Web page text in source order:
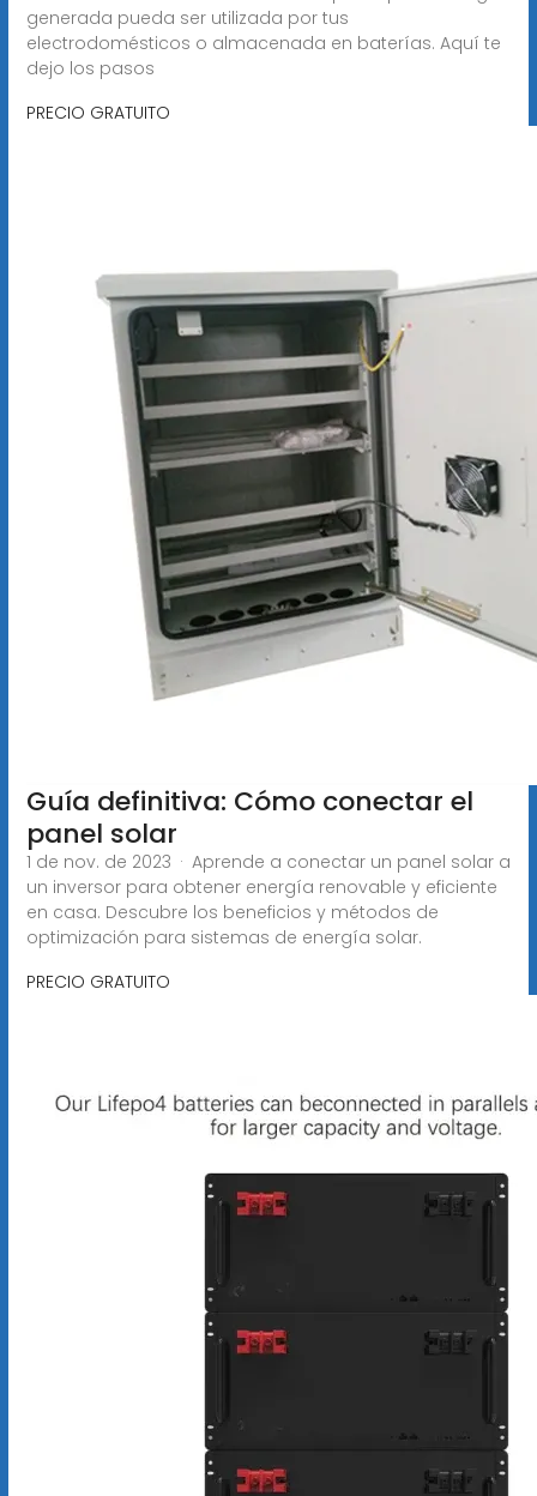
generada pueda ser utilizada por tus
electrodomésticos o almacenada en baterías. Aquí te
dejo los pasos
PRECIO GRATUITO
Guía definitiva: Cómo conectar el
panel solar
1 de nov. de 2023 · Aprende a conectar un panel solar a
un inversor para obtener energía renovable y eficiente
en casa. Descubre los beneficios y métodos de
optimización para sistemas de energía solar.
PRECIO GRATUITO